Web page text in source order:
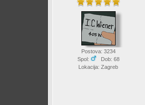
Postova: 3234
Spol:
Dob: 68
Lokacija: Zagreb